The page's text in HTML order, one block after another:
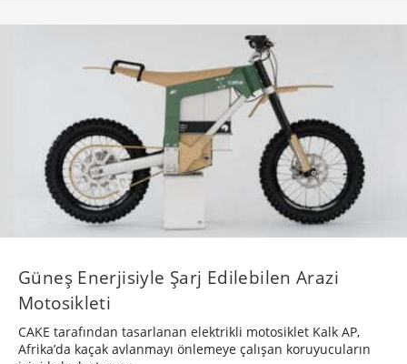
Güneş Enerjisiyle Şarj Edilebilen Arazi
Motosikleti
CAKE tarafından tasarlanan elektrikli motosiklet Kalk AP,
Afrika’da kaçak avlanmayı önlemeye çalışan koruyucuların